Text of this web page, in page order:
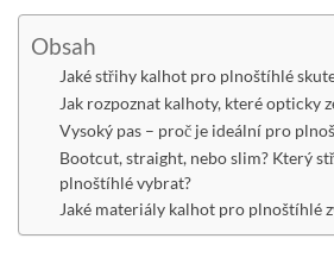
Obsah
Jaké střihy kalhot pro plnoštíhlé
Jak rozpoznat kalhoty, které opticky
Vysoký pas – proč je ideální pro
Bootcut, straight, nebo slim? Který
plnoštíhlé vybrat?
Jaké materiály kalhot pro plnoštíhlé